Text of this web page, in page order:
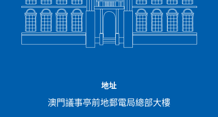
地址
澳門議事亭前地郵電局總部大樓